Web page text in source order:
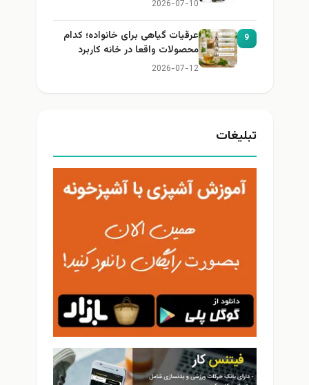
2026-07-10
9
عرقیات گیاهی برای خانواده؛ کدام
محصولات واقعا در خانه کاربرد
دارند؟
2026-07-12
تبلیغات